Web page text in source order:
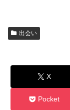
出会い
X
Pocket